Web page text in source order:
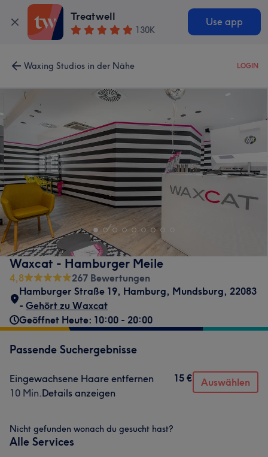
Treatwell
130K
Use app
Waxing Studios in der Nähe LOGIN
Waxcat - Hamburger Meile
4,8
267 Bewertungen
Hamburger Straße 19, Hamburg, Mundsburg, 22083
- Gehört zu Waxcat
Geöffnet Heute: 10:00 - 20:00
Passende Suchergebnisse
Eingewachsene Haare entfernen
10 Min.Details anzeigen
15 € Auswählen
Nicht gefunden wonach du gesucht hast?
Alle Services